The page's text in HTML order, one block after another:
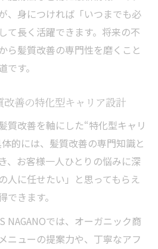
、身につければ「いつまでも必
て長く活躍できます。将来の不
ら髪質改善の専門性を磨くこと
す。
善の特化型キャリア設計
質改善を軸にした“特化型キャリ
的には、髪質改善の専門知識と
、お客様一人ひとりの悩みに深
人に任せたい」と思ってもらえ
きます。
NAGANOでは、オーガニック商
ニューの提案力や、丁寧なアフ